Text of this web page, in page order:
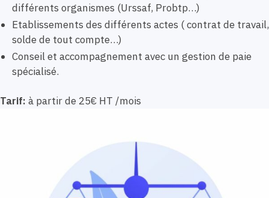
différents organismes (Urssaf, Probtp…)
Etablissements des différents actes ( contrat de travail,
solde de tout compte…)
Conseil et accompagnement avec un gestion de paie
spécialisé.
Tarif: à partir de 25€ HT /mois